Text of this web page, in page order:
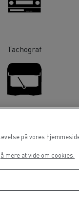
Tachograf
på vores
å mere at vide om cookies.